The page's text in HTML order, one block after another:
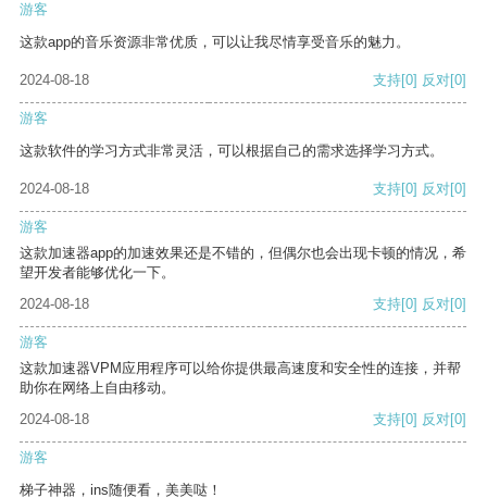
游客
这款app的音乐资源非常优质，可以让我尽情享受音乐的魅力。
2024-08-18 支持[0] 反对[0]
游客
这款软件的学习方式非常灵活，可以根据自己的需求选择学习方式。
2024-08-18 支持[0] 反对[0]
游客
这款加速器app的加速效果还是不错的，但偶尔也会出现卡顿的情况，希
望开发者能够优化一下。
2024-08-18
支持[0] 反对[0]
游客
这款加速器VPM应用程序可以给你提供最高速度和安全性的连接，并帮
助你在网络上自由移动。
2024-08-18
支持[0] 反对[0]
游客
梯子神器，ins随便看，美美哒！